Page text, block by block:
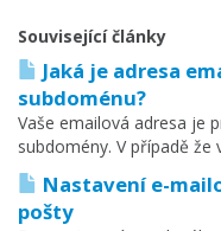
Související články
Jaká je adresa
subdoménu?
Vaše emailová adresa je
subdomény. V případě že
Nastavení e-
pošty